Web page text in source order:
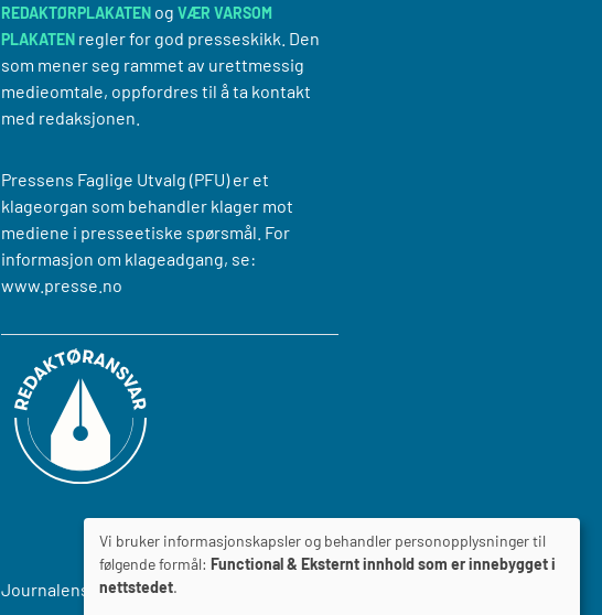
REDAKTØRPLAKATENog VÆR VARSOM
PLAKATENregler for god presseskikk. Den
som mener seg rammet av urettmessig
medieomtale, oppfordres til å ta kontakt
med redaksjonen.
Pressens Faglige Utvalg (PFU) er et
klageorgan som behandler klager mot
mediene i presseetiske spørsmål. For
informasjon om klageadgang, se:
www.presse.no
Journalens TILGJENGELIGHETSERKLÆRING
Vi bruker informasjonskapsler og behandler personopplysninger til
følgende formål: Functional & Eksternt innhold som er innebygget i
nettstedet.